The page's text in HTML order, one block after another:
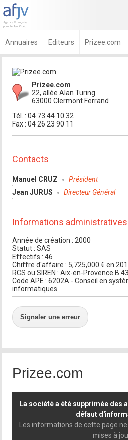
Annuaires Editeurs Prizee.com
Prizee.com
22, allée Alan Turing
63000 Clermont Ferrand
Tél. : 04 73 44 10 32
Fax : 04 26 23 90 11
Contacts
Manuel CRUZ
Président
Jean JURUS
Directeur Général
Informations administratives
Année de création : 2000
Statut : SAS
Effectifs : 46
Chiffre d'affaire : 5,725,000 € en
RCS ou SIREN : Aix-en-Provence B
Code APE : 6202A - Conseil en
informatiques
Signaler une erreur
Prizee.com
La société a été supprimée des
défaut
Les informations de cette page
mises à